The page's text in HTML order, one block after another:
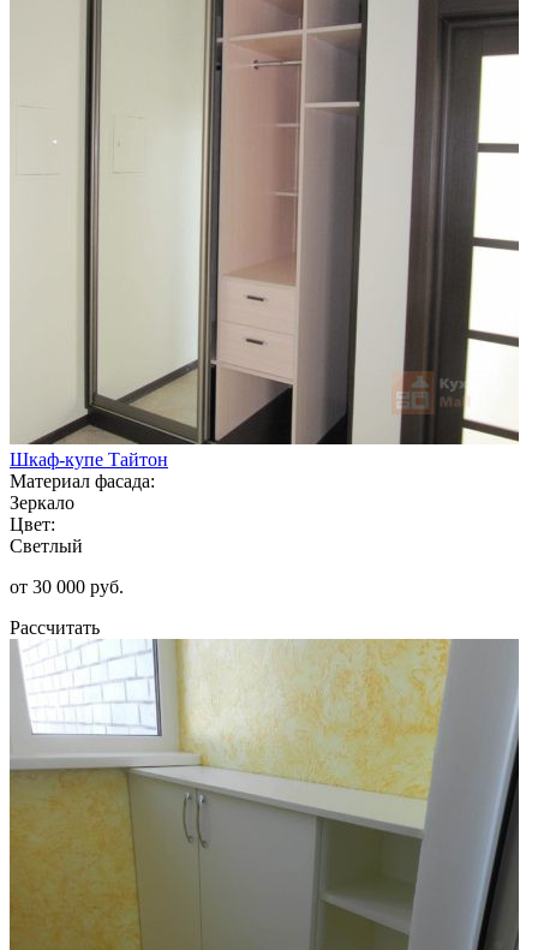
Шкаф-купе Тайтон
Материал фасада:
Зеркало
Цвет:
Светлый
от 30 000 руб.
Рассчитать